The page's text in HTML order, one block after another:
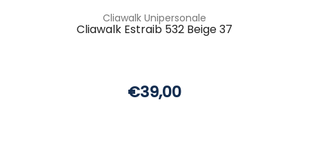
Cliawalk Unipersonale
Cliawalk Estraib 532 Beige 37
€39,00